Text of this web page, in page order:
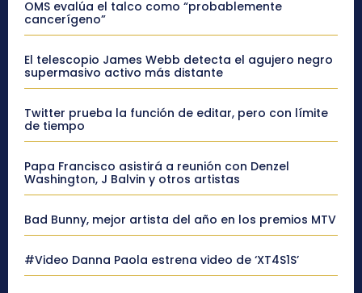
OMS evalúa el talco como “probablemente
cancerígeno”
El telescopio James Webb detecta el agujero negro
supermasivo activo más distante
Twitter prueba la función de editar, pero con límite
de tiempo
Papa Francisco asistirá a reunión con Denzel
Washington, J Balvin y otros artistas
Bad Bunny, mejor artista del año en los premios MTV
#Video Danna Paola estrena video de ‘XT4S1S’